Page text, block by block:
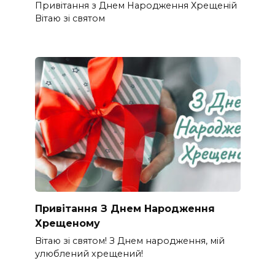
Привітання з Днем Народження Хрещеній
Вітаю зі святом
Привітання З Днем Народження
Хрещеному
Вітаю зі святом! З Днем народження, мій
улюблений хрещений!